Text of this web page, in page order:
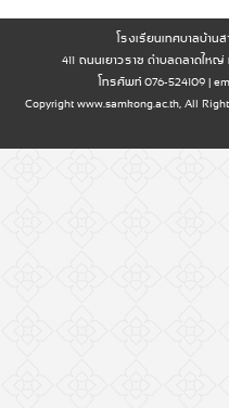
โรงเรียนเทศบาลบ้า
411 ถนนเยาวราช ตำบลตลาดใ
โทรศัพท์ 076-524109 |
Copyright www.samkong.ac.th, All